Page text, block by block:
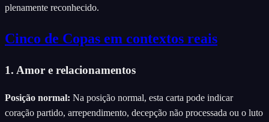
plenamente reconhecido.
Cinco de Copas em contextos reais
1. Amor e relacionamentos
Posição normal: Na posição normal, esta carta pode indicar
coração partido, arrependimento, decepção não processada ou o luto